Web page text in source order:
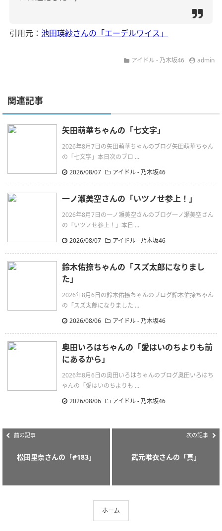
引用元： 池田瑛紗さんの「エーデルワイス」
アイドル - 乃木坂46 admin
関連記事
矢田萌華ちゃんの「七文字」
2026年8月7日の矢田萌華ちゃんのブログ矢田萌華ちゃん
の「七文字」本日次のブロ ...
2026/08/07
アイドル - 乃木坂46
一ノ瀬美空さんの「いツノせ参上！」
2026年8月7日の一ノ瀬美空さんのブログ一ノ瀬美空さん
の「いツノせ参上！」本日 ...
2026/08/07
アイドル - 乃木坂46
鈴木佑捺ちゃんの「スズ太郎になりまし
た」
2026年8月6日の鈴木佑捺ちゃんのブログ鈴木佑捺ちゃん
の「スズ太郎になりました ...
2026/08/06
アイドル - 乃木坂46
奥田いろはちゃんの「愛はいのちよりも前
にあるから」
2026年8月6日の奥田いろはちゃんのブログ奥田いろはち
ゃんの「愛はいのちよりも ...
2026/08/06
アイドル - 乃木坂46
前の記事
松田里奈さんの「#183」
次の記事
武元唯衣さんの「真」
ホーム